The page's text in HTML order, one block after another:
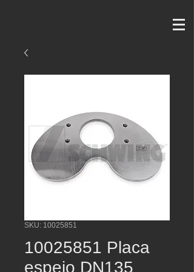
SKU: 10025851
10025851 Placa
espejo DN135